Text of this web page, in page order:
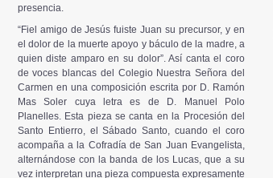
presencia.
“Fiel amigo de Jesús fuiste Juan su precursor, y en
el dolor de la muerte apoyo y báculo de la madre, a
quien diste amparo en su dolor”. Así canta el coro
de voces blancas del Colegio Nuestra Señora del
Carmen en una composición escrita por D. Ramón
Mas Soler cuya letra es de D. Manuel Polo
Planelles. Esta pieza se canta en la Procesión del
Santo Entierro, el Sábado Santo, cuando el coro
acompaña a la Cofradía de San Juan Evangelista,
alternándose con la banda de los Lucas, que a su
vez interpretan una pieza compuesta expresamente